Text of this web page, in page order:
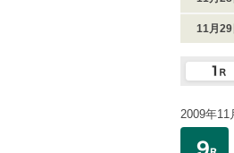
11月29
2009年11